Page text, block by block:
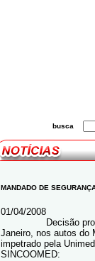
busca
MANDADO DE
01/04/2008
Decisão proferida
Janeiro, nos autos do
impetrado pela
SINCOOMED: